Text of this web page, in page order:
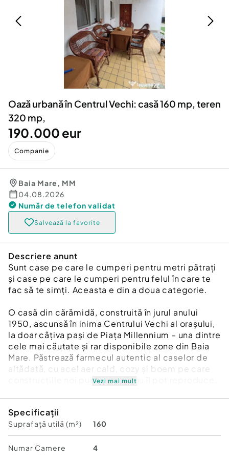
Servicii
Animale de companie
Afaceri și echipamente profesionale
Inchiriere Bunuri si Vehicule
Utilaje agricole si industriale
Piese auto si accesorii
Oază urbană în Centrul Vechi: casă 160 mp, teren
320 mp,
190.000 eur
Companie
Baia Mare, MM
04.08.2026
Număr de telefon validat
Salvează la favorite
Descriere anunt
Sunt case pe care le cumperi pentru metri pătrați
și case pe care le cumperi pentru felul în care te
fac să te simți. Aceasta e din a doua categorie.
O casă din cărămidă, construită în jurul anului
1950, ascunsă în inima Centrului Vechi al orașului,
la doar câțiva pași de Piața Millennium – una dintre
cele mai căutate și rar disponibile zone din Baia
Mare. Păstrează farmecul autentic al caselor de
altădată, cu acel aer cald, cozy și boem pe care
construcțiile noi pur și simplu nu îl pot reproduce.
Ce vei găsi aici:
????️ 4 camere luminoase și bine proporționate
????️ Bucătărie cu zonă de dining (rămâne complet
mobilată), gândită pentru mesele în familie
Vezi mai mult
Specificații
Suprafață utilă (m²) 160
Numar Camere 4